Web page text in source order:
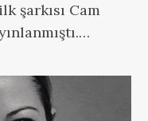
şarkısı Cam